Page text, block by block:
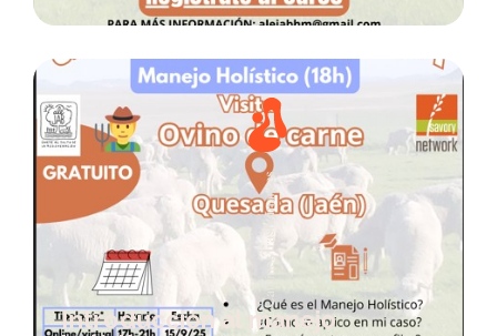
Introducción al manejo